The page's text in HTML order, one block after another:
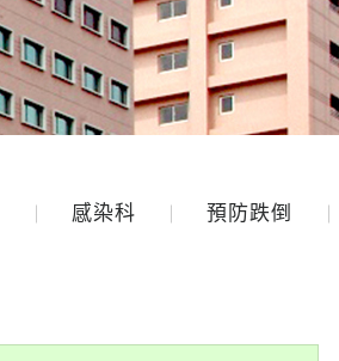
感染科 預防跌倒